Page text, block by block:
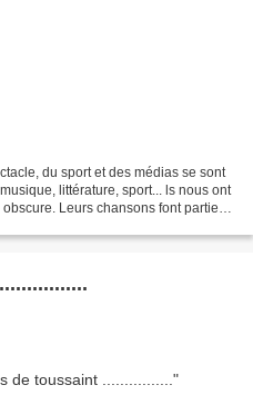
du sport et des médias se sont
littérature, sport... ls nous ont
Leurs chansons font partie